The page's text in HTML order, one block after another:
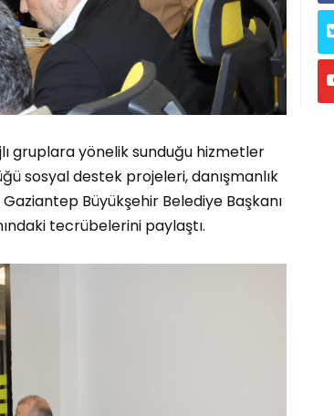
gruplara yönelik sunduğu hizmetler
sosyal destek projeleri, danışmanlık
Büyükşehir Belediye Başkanı
tecrübelerini paylaştı.